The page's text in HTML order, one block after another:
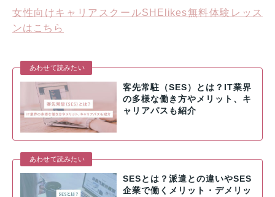
女性向けキャリアスクールSHElikes無料体験レッス
ンはこちら
あわせて読みたい
客先常駐（SES）とは？IT業界
の多様な働き方やメリット、キ
ャリアパスも紹介
あわせて読みたい
SESとは？派遣との違いやSES
企業で働くメリット・デメリッ